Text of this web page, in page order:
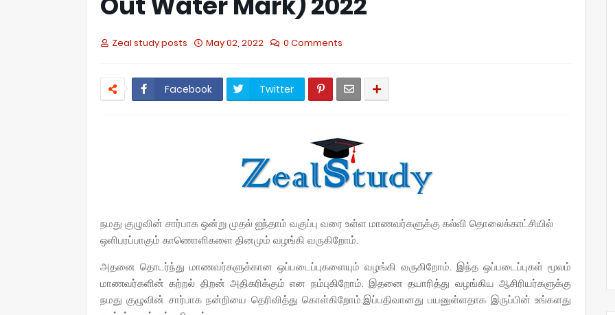
Zeal study posts May 02, 2022 0 Comments
Facebook Twitter
நமது குழுவின் சார்பாக ஒன்று முதல் ஐந்தாம் வகுப்பு வரை உள்ள மாணவர்களுக்கு கல்வி தொலைக்காட்சியில்
ஒளிபரப்பாகும் காணொளிகளை தினமும் வழங்கி வருகிறோம்.
அதனை தொடர்ந்து மாணவர்களுக்கான ஒப்படைப்புகளையும் வழங்கி வருகிறோம். இந்த ஒப்படைப்புகள் மூலம்
மாணவர்களின் கற்றல் திறன் அதிகரிக்கும் என நம்புகிறோம். இதனை தயாரித்து வழங்கிய ஆசிரியர்களுக்கு
நமது குழுவின் சார்பாக நன்றியை தெரிவித்து கொள்கிறோம்.இப்பதிவானது பயனுள்ளதாக இருப்பின் உங்களது